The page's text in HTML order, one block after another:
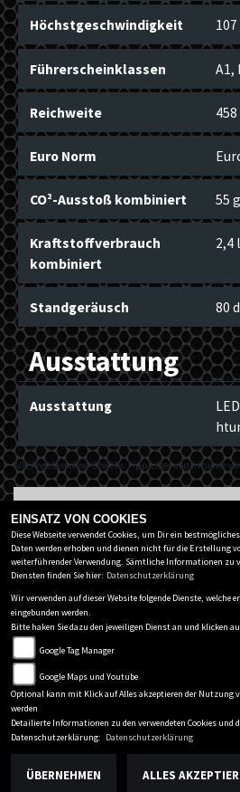
Höchstgeschwindigkeit
Führerscheinklassen A1,
Reichweite
Euro Norm
CO²-Ausstoß kombiniert 55
Kraftstoffverbrauch
kombiniert
2,4
Standgeräusch 80
Ausstattung
Ausstattung
Alle Angaben ohne Gewähr. Tippfehler und Irrtümer
Zurück zur Übersicht
ZWEIRAD UNTERBERGER
Salzburger Str. 54-4820 Bad Ischl
EINSATZ VON COOKIES
Diese Webseite verwendet Cookies, um Dir ein
Daten werden erhoben und dienen nicht für die Erstellung
weiterführender Verwendung. Sämtliche Informationen zu
Diensten finden Sie hier: Datenschutzerklärung
Wir verwenden auf dieser Website folgende Dienste,
eingebunden werden.
Bitte haken Sie dazu den jeweiligen Dienst an und klicken
Google Tag Manager
Google Maps und Youtube
Optional kann mit Klick auf Alles akzeptieren der Nutzung
werden
Detailierte Informationen zu den verwendeten Cookies und
Datenschutzerklärung: Datenschutzerklärung
ÜBERNEHMEN ALLES